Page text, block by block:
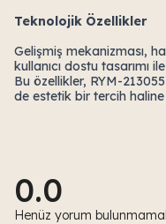
Teknolojik Özellikler
Gelişmiş mekanizması,
kullanıcı dostu tasarımı
Bu özellikler, RYM-
de estetik bir tercih
0.0
Henüz yorum